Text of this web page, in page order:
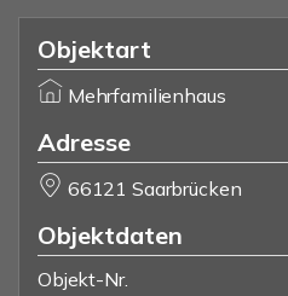
Objektart
Mehrfamilienhaus
Adresse
66121 Saarbrücken
Objektdaten
Objekt-Nr.